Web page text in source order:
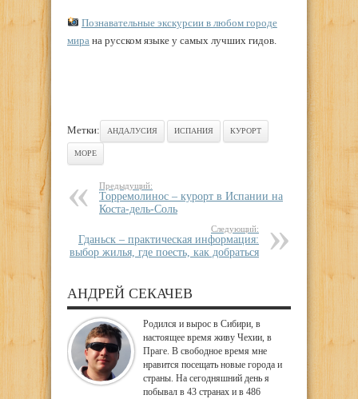
Познавательные экскурсии в любом городе
мира на русском языке у самых лучших гидов.
Метки: АНДАЛУСИЯ ИСПАНИЯ КУРОРТ
МОРЕ
Предыдущий:
Торремолинос – курорт в Испании на
Коста-дель-Соль
Следующий:
Гданьск – практическая информация:
выбор жилья, где поесть, как добраться
АНДРЕЙ СЕКАЧЕВ
Родился и вырос в Сибири, в
настоящее время живу Чехии, в
Праге. В свободное время мне
нравится посещать новые города и
страны. На сегодняшний день я
побывал в 43 странах и в 486